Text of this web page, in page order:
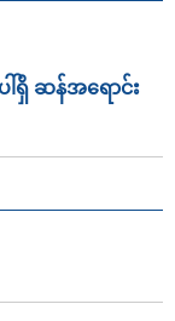
ရှိ ဆန်အရောင်း